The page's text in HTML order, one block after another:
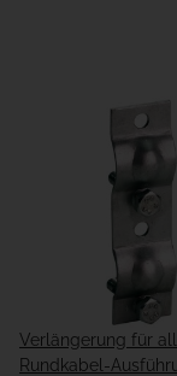
Verlängerung für
Rundkabel-